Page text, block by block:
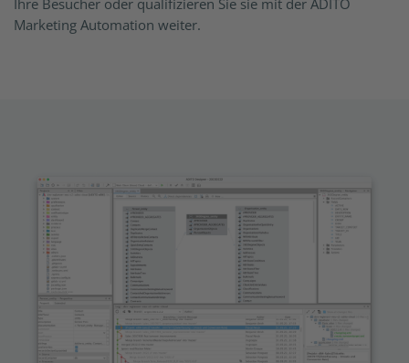
Marketing Automation weiter.